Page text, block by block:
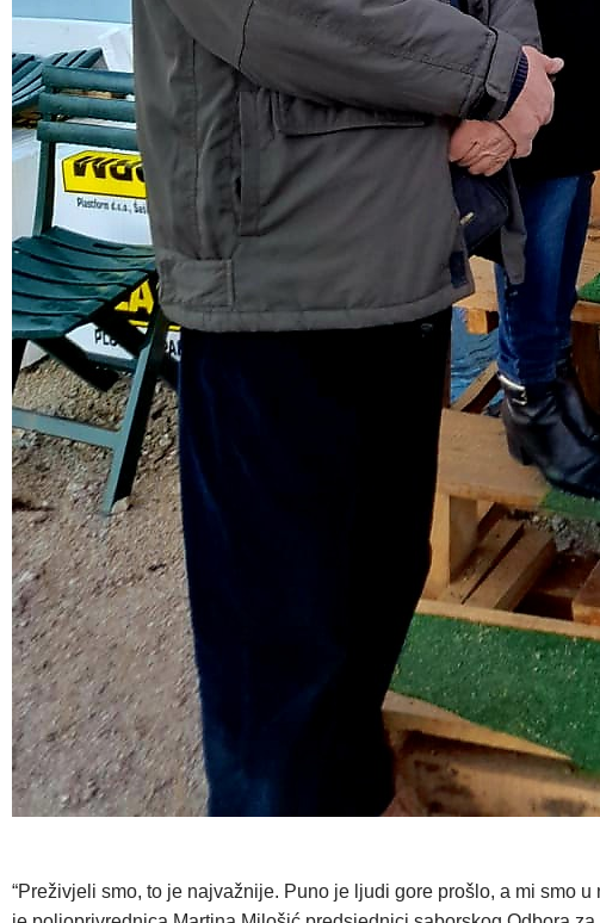
“Preživjeli smo, to je najvažnije. Puno je ljudi gore prošlo, a mi smo